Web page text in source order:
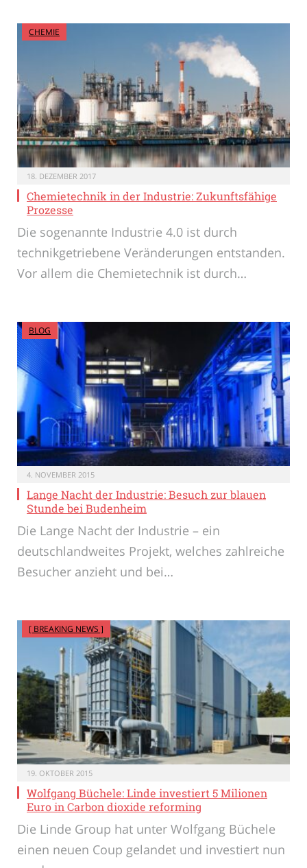
CHEMIE
18. DEZEMBER 2017
Chemietechnik in der Industrie: Zukunftsfähige
Prozesse
Die sogenannte Industrie 4.0 ist durch
technikgetriebene Veränderungen entstanden.
Vor allem die Chemietechnik ist durch…
BLOG
4. NOVEMBER 2015
Lange Nacht der Industrie: Besuch zur blauen
Stunde bei Budenheim
Die Lange Nacht der Industrie – ein
deutschlandweites Projekt, welches zahlreiche
Besucher anzieht und bei…
[ BREAKING NEWS ]
19. OKTOBER 2015
Wolfgang Büchele: Linde investiert 5 Milionen
Euro in Carbon dioxide reforming
Die Linde Group hat unter Wolfgang Büchele
einen neuen Coup gelandet und investiert nun